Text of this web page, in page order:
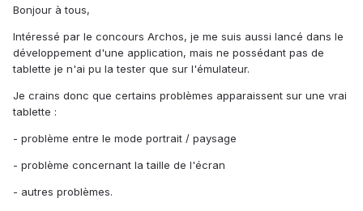
Bonjour à tous,
Intéressé par le concours Archos, je me suis aussi lancé dans le
développement d'une application, mais ne possédant pas de
tablette je n'ai pu la tester que sur l'émulateur.
Je crains donc que certains problèmes apparaissent sur une vrai
tablette :
- problème entre le mode portrait / paysage
- problème concernant la taille de l'écran
- autres problèmes.